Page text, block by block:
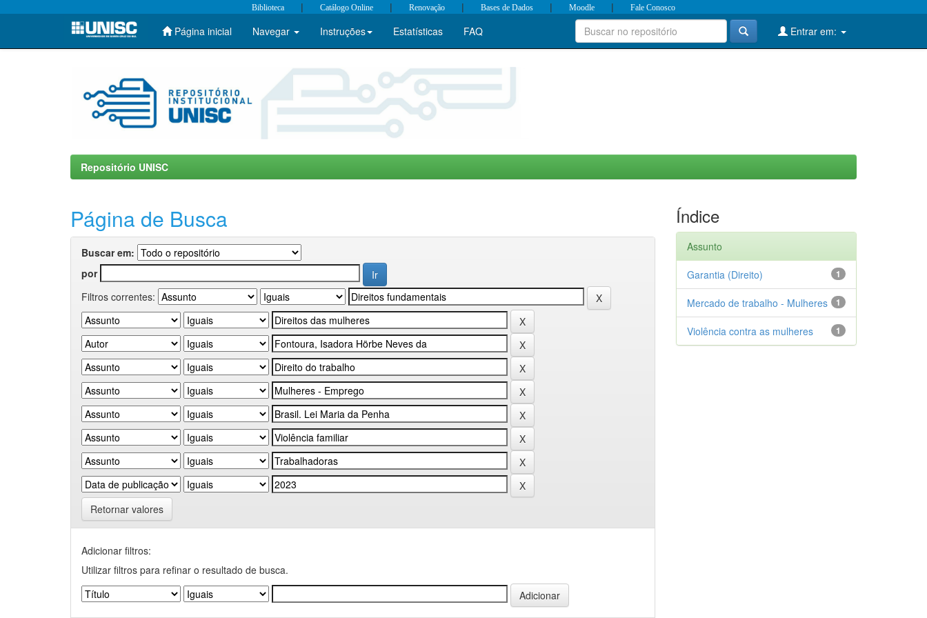
Skip
Biblioteca | Catálogo Online | Renovação | Bases de Dados | Moodle | Fale Conosco
Página inicial Navegar Instruções Estatísticas FAQ Entrar em:
Repositório UNISC
Página de Busca
Buscar em:
por
Filtros correntes:
Retornar valores
Adicionar filtros:
Utilizar filtros para refinar o resultado de busca.
Índice
Assunto
1
Garantia (Direito)
1
Mercado de trabalho - Mulheres
1
Violência contra as mulheres